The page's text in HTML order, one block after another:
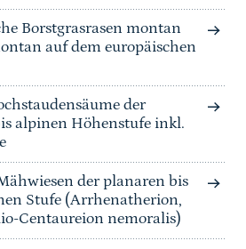
Borstgrasrasen montan
auf dem europäischen
der
alpinen Höhenstufe inkl.
der planaren bis
Stufe (Arrhenatherion,
Centaureion nemoralis)